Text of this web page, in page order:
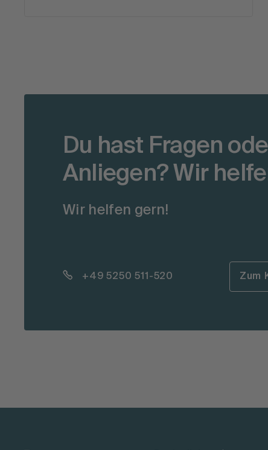
Du hast Fragen
Anliegen? Wir
Wir helfen gern!
+49 5250 511-520 Zum